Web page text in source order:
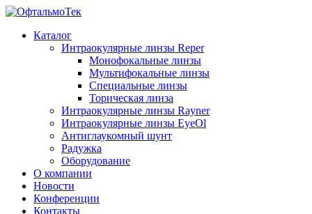
Каталог
Интраокулярные линзы Reper
Монофокальные линзы
Мультифокальные линзы
Специальные линзы
Торическая линза
Интраокулярные линзы Rayner
Интраокулярные линзы EyeOl
Антиглаукомный шунт
Радужка
Оборудование
О компании
Новости
Конференции
Контакты